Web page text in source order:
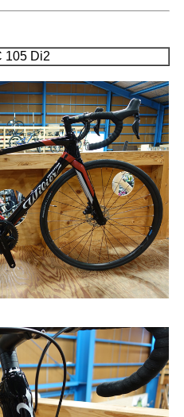
Di2